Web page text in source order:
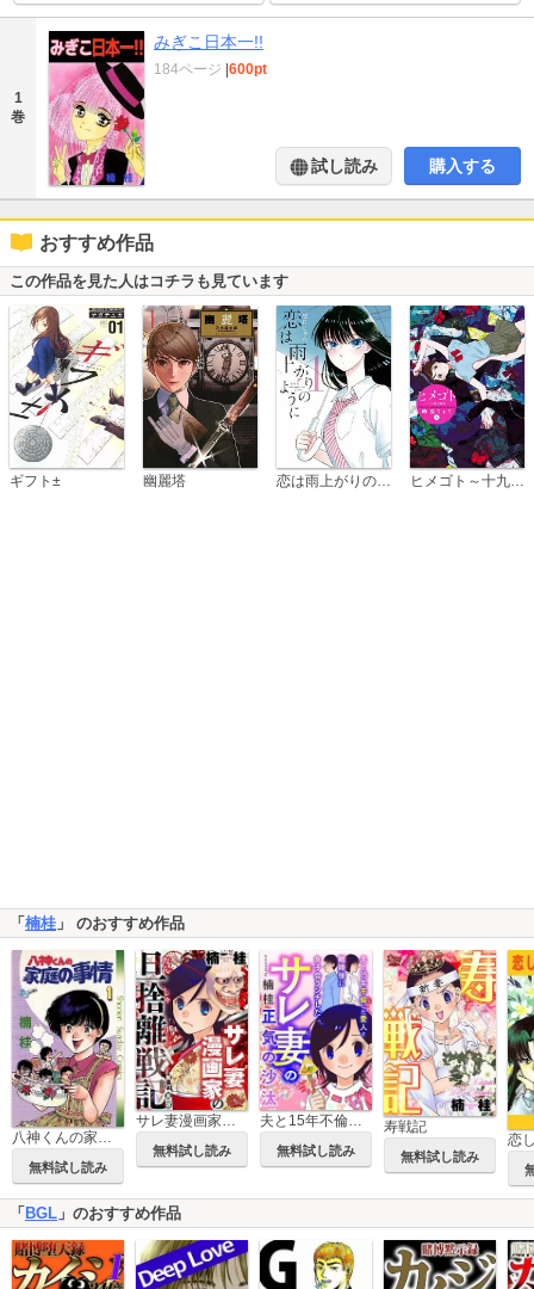
1
巻
みぎこ日本一!!
184ページ 600pt
試し読み 購入する
おすすめ作品
この作品を見た人はコチラも見ています
ギフト± 幽麗塔 恋は雨上がりのように ヒメゴト～十九歳の制服～
「 楠桂 」 のおすすめ作品
八神くんの家庭の事情
無料試し読み
無料試し読み 無料試し読み
寿戦記
無料試し読み
「 BGL 」のおすすめ作品